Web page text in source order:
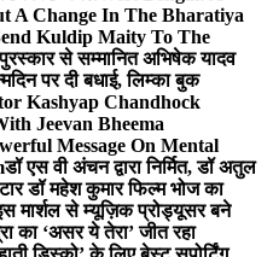
A Change In The Bharatiya
Kuldip Maity To The
से सम्मानित अभिषेक यादव
पर दी बधाई, लिम्का बुक
Kashyap Chandhock
Jeevan Bheema
Message On Mental
डॉ एस वी अंचन द्वारा निर्मित, डॉ अतुल
डॉ महेश कुमार फिल्म भोज का
मार्शल से म्यूज़िक प्रोड्यूसर बने
का ‘असर ये तेरा’ जीत रहा